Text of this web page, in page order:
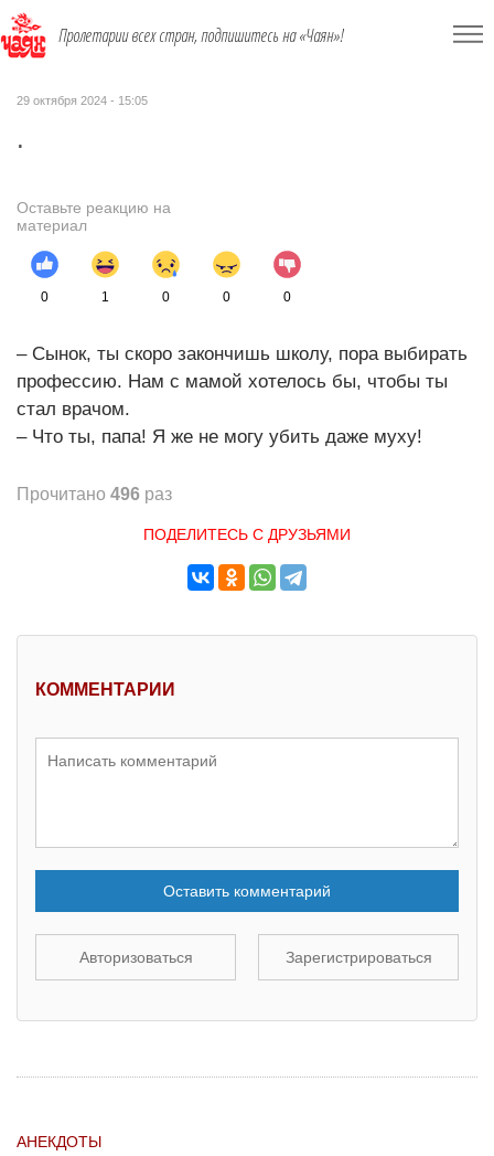
Пролетарии всех стран, подпишитесь на «Чаян»!
29 октября 2024 - 15:05
.
Оставьте реакцию на
материал
0 1 0 0 0
– Сынок, ты скоро закончишь школу, пора выбирать
профессию. Нам с мамой хотелось бы, чтобы ты
стал врачом.
– Что ты, папа! Я же не могу убить даже муху!
Прочитано 496 раз
ПОДЕЛИТЕСЬ С ДРУЗЬЯМИ
КОММЕНТАРИИ
Оставить комментарий
Авторизоваться Зарегистрироваться
АНЕКДОТЫ